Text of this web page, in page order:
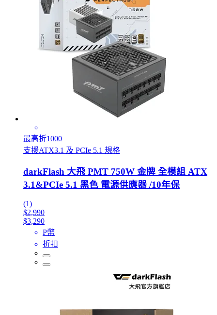
最高折1000
支援ATX3.1 及 PCIe 5.1 規格
darkFlash 大飛 PMT 750W 金牌 全模組 ATX
3.1&PCIe 5.1 黑色 電源供應器 /10年保
(1)
$2,990
$3,290
P幣
折扣